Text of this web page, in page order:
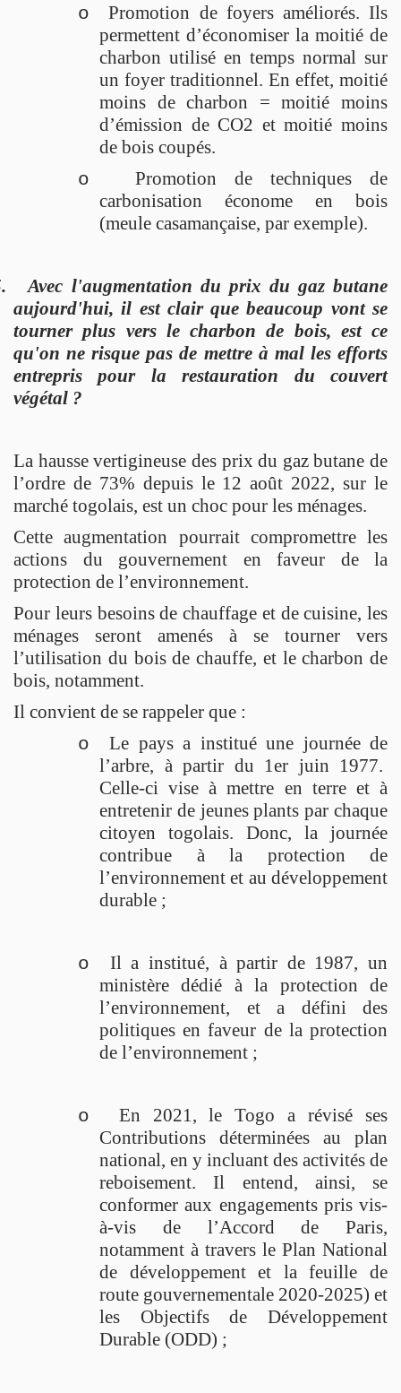
o
Promotion de foyers améliorés. Ils
permettent d’économiser la moitié de
charbon utilisé en temps normal sur
un foyer traditionnel. En effet, moitié
moins de charbon = moitié moins
d’émission de CO2 et moitié moins
de bois coupés.
o
Promotion de techniques de
carbonisation économe en bois
(meule casamançaise, par exemple).
Avec l'augmentation du prix du gaz butane
aujourd'hui, il est clair que beaucoup vont se
tourner plus vers le charbon de bois, est ce
qu'on ne risque pas de mettre à mal les efforts
entrepris pour la restauration du couvert
végétal ?
La hausse vertigineuse des prix du gaz butane de
l’ordre de 73% depuis le 12 août 2022, sur le
marché togolais, est un choc pour les ménages.
Cette augmentation pourrait compromettre les
actions du gouvernement en faveur de la
protection de l’environnement.
Pour leurs besoins de chauffage et de cuisine, les
ménages seront amenés à se tourner vers
l’utilisation du bois de chauffe, et le charbon de
bois, notamment.
Il convient de se rappeler que :
o
Le pays a institué une journée de
l’arbre, à partir du 1er juin 1977.
Celle-ci vise à mettre en terre et à
entretenir de jeunes plants par chaque
citoyen togolais. Donc, la journée
contribue à la protection de
l’environnement et au développement
durable ;
o
Il a institué, à partir de 1987, un
ministère dédié à la protection de
l’environnement, et a défini des
politiques en faveur de la protection
de l’environnement ;
o
En 2021, le Togo a révisé ses
Contributions déterminées au plan
national, en y incluant des activités de
reboisement. Il entend, ainsi, se
conformer aux engagements pris vis-
à-vis de l’Accord de Paris,
notamment à travers le Plan National
de développement et la feuille de
route gouvernementale 2020-2025) et
les Objectifs de Développement
Durable (ODD) ;